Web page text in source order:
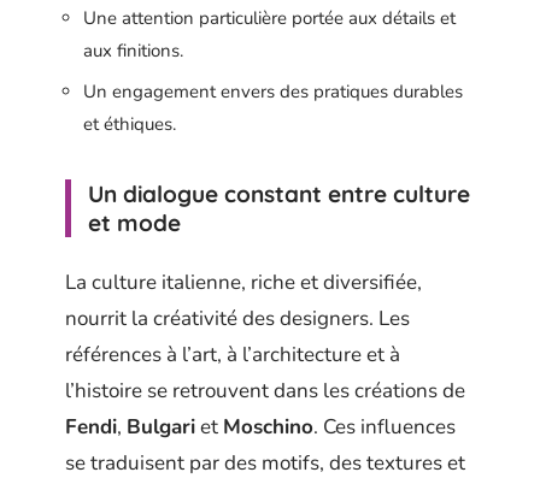
Une attention particulière portée aux détails et
aux finitions.
Un engagement envers des pratiques durables
et éthiques.
Un dialogue constant entre culture
et mode
La culture italienne, riche et diversifiée,
nourrit la créativité des designers. Les
références à l’art, à l’architecture et à
l’histoire se retrouvent dans les créations de
Fendi, Bulgariet Moschino. Ces influences
se traduisent par des motifs, des textures et